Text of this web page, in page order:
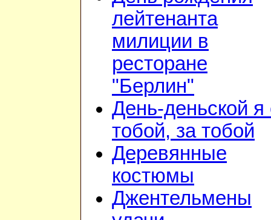
лейтенанта
милиции в
ресторане
"Берлин"
День-деньской я
тобой, за тобой
Деревянные
костюмы
Джентельмены